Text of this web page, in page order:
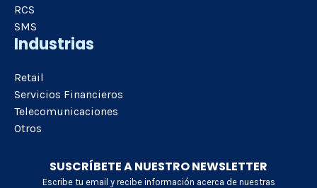
RCS
SMS
Industrias
Retail
Servicios Financieros
Telecomunicaciones
Otros
SUSCRÍBETE A NUESTRO NEWSLETTER
Escribe tu email y recibe información acerca de nuestras